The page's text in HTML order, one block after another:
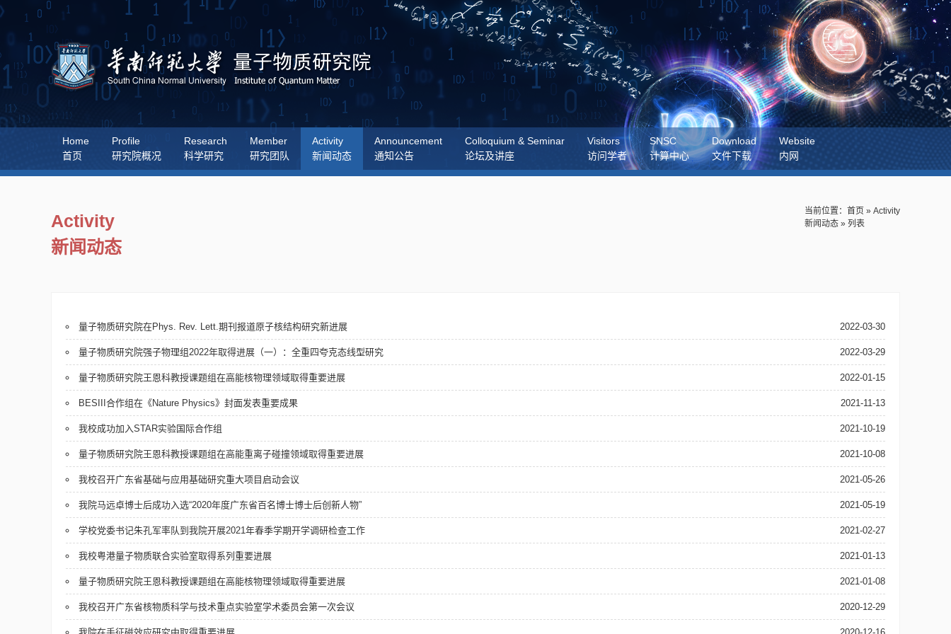
Home
首页
Profile
研究院概况
Research
科学研究
Member
研究团队
Activity
新闻动态
Announcement
通知公告
Colloquium & Seminar
论坛及讲座
Visitors
访问学者
SNSC
计算中心
Download
文件下载
Website
内网
当前位置： 首页 » Activity
新闻动态 » 列表
Activity
新闻动态
2022-03-30
量子物质研究院在Phys. Rev. Lett.期刊报道原子核结构研究新进展
2022-03-29
量子物质研究院强子物理组2022年取得进展（一）：全重四夸克态线型研究
2022-01-15
量子物质研究院王恩科教授课题组在高能核物理领域取得重要进展
2021-11-13
BESIII合作组在《Nature Physics》封面发表重要成果
2021-10-19
我校成功加入STAR实验国际合作组
2021-10-08
量子物质研究院王恩科教授课题组在高能重离子碰撞领域取得重要进展
2021-05-26
我校召开广东省基础与应用基础研究重大项目启动会议
2021-05-19
我院马远卓博士后成功入选“2020年度广东省百名博士博士后创新人物”
2021-02-27
学校党委书记朱孔军率队到我院开展2021年春季学期开学调研检查工作
2021-01-13
我校粤港量子物质联合实验室取得系列重要进展
2021-01-08
量子物质研究院王恩科教授课题组在高能核物理领域取得重要进展
2020-12-29
我校召开广东省核物质科学与技术重点实验室学术委员会第一次会议